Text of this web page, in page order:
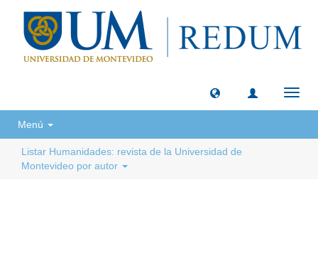
Menú
Listar Humanidades: revista de la Universidad de
Montevideo por autor